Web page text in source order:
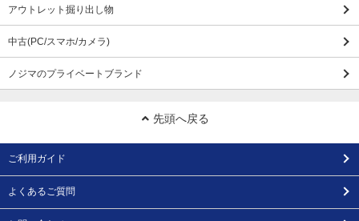
アウトレット掘り出し物
中古(PC/スマホ/カメラ)
ノジマのプライベートブランド
先頭へ戻る
ご利用ガイド
よくあるご質問